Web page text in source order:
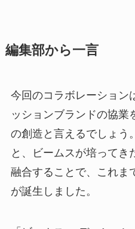
編集部から一言
今回のコラボレーション
ッションブランドの協
の創造と言えるでしょう
と、ビームスが培って
融合することで、これま
が誕生しました。